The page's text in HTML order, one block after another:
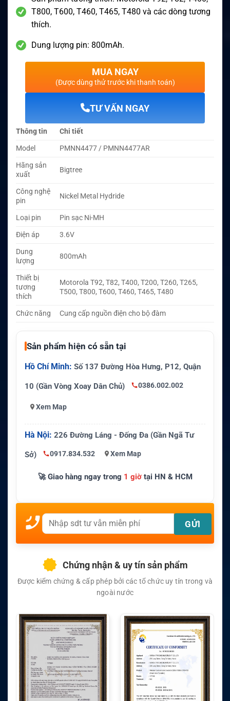
T800, T600, T460, T465, T480 và các dòng tương
thích.
Dung lượng pin: 800mAh.
MUA NGAY
(Được dùng thử trước khi thanh toán)
TƯ VẤN NGAY
Thông tin
Chi tiết
Model
PMNN4477 / PMNN4477AR
Hãng sản
xuất
Bigtree
Công nghệ
pin
Nickel Metal Hydride
Loại pin
Pin sạc Ni-MH
Điện áp
3.6V
Dung
lượng
800mAh
Thiết bị
tương
thích
Motorola T92, T82, T400, T200, T260, T265,
T500, T800, T600, T460, T465, T480
Chức năng Cung cấp nguồn điện cho bộ đàm
Sản phẩm hiện có sẵn tại
Hồ Chí Minh: Số 137 Đường Hòa Hưng, P12, Quận
10 (Gần Vòng Xoay Dân Chủ) 0386.002.002
Xem Map
Hà Nội: 226 Đường Láng - Đống Đa (Gần Ngã Tư
Sở) 0917.834.532 Xem Map
🚀 Giao hàng ngay trong 1 giờtại HN & HCM
Chứng nhận & uy tín sản phẩm
Được kiểm chứng & cấp phép bởi các tổ chức uy tín trong và
ngoài nước